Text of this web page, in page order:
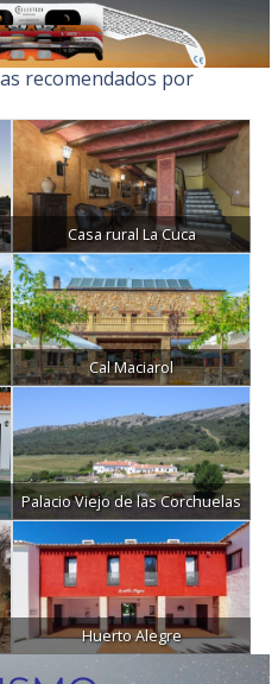
recomendados por
Casa rural La Cuca
Cal Maciarol
Palacio Viejo de las Corchuelas
Huerto Alegre